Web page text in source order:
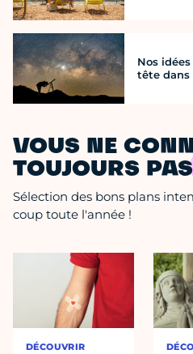
Nos
tête dans
VOUS NE
TOUJOURS
Sélection des bons plans
coup toute l'année !
DÉCOUVRIR